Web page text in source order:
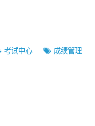
考试中心 成绩管理